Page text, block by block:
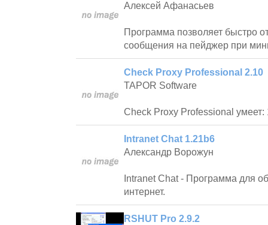
Алексей Афанасьев
Программа позволяет быстро
сообщения на пейджер при
Check Proxy Professional 2.10
TAPOR Software
Check Proxy Professional умеет:
Intranet Chat 1.21b6
Александр Ворожун
Intranet Chat - Программа для
интернет.
RSHUT Pro 2.9.2